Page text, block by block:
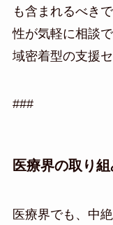
も含まれるべき
性が気軽に相談
域密着型の支援
###
医療界の取り
医療界でも、中